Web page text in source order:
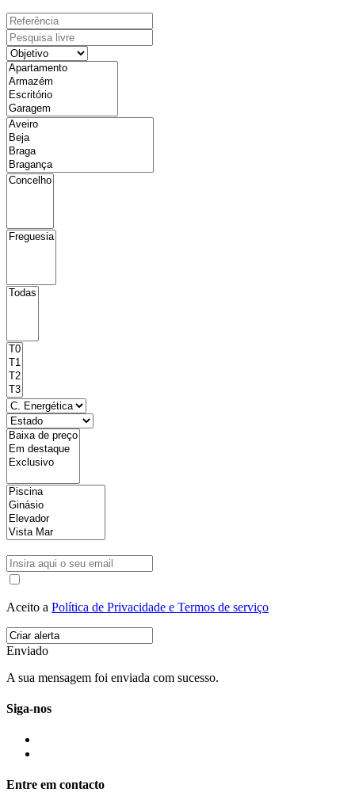
Aceito a Política de Privacidade e Termos de serviço
Enviado
A sua mensagem foi enviada com sucesso.
Siga-nos
Entre em contacto